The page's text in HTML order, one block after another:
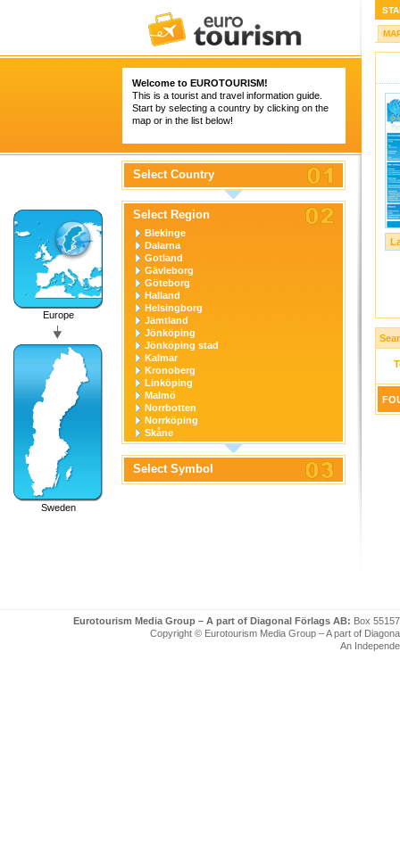
Welcome to EUROTOURISM!
This is a tourist and travel information guide.
Start by selecting a country by clicking on the
map or in the list below!
Europe
Sweden
Select Country
Select Region
Blekinge
Dalarna
Gotland
Gävleborg
Göteborg
Halland
Helsingborg
Jämtland
Jönköping
Jönköping stad
Kalmar
Kronoberg
Linköping
Malmö
Norrbotten
Norrköping
Skåne
Stockholm
Stockholm stad
Södermanland
Uppsala
Select Symbol
Eurotourism Media Group – A part of Diagonal Förlags AB: Box
Copyright © Eurotourism Media Group – A part of
An